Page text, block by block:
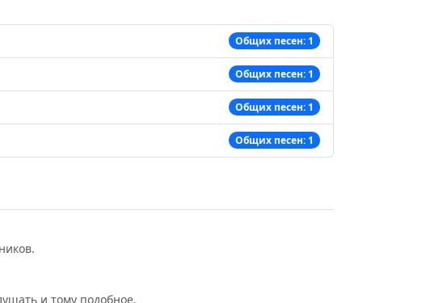
Общих песен: 1
Общих песен: 1
Общих песен: 1
Общих песен: 1
и тому подобное.